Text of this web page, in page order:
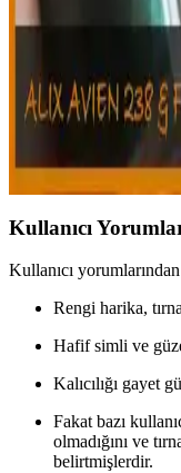
geliştirin.
Alix Avien ve
Formül ve
Alix Avien ve Flormar
farklı avantajlar sunar.
ve ihtiyaca uygun
Kullanıcı
Kullanıcı
Rengi harika,
Hafif simli ve
Kalıcılığı gayet
Fakat bazı
olmadığını ve
belirtmişlerdir.